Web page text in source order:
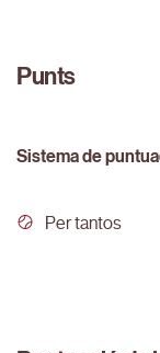
Punts
Sistema de
Per tantos